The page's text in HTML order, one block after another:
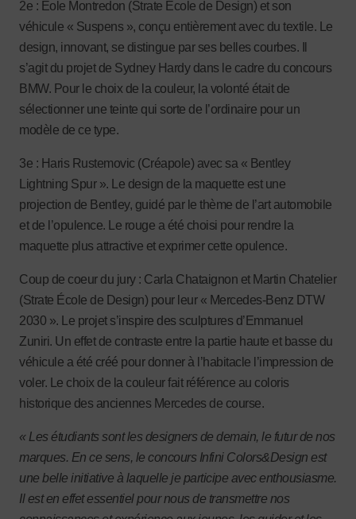
2e : Eole Montredon (Strate École de Design) et son
véhicule « Suspens », conçu entièrement avec du textile. Le
design, innovant, se distingue par ses belles courbes. Il
s’agit du projet de Sydney Hardy dans le cadre du concours
BMW. Pour le choix de la couleur, la volonté était de
sélectionner une teinte qui sorte de l’ordinaire pour un
modèle de ce type.
3e : Haris Rustemovic (Créapole) avec sa « Bentley
Lightning Spur ». Le design de la maquette est une
projection de Bentley, guidé par le thème de l’art automobile
et de l’opulence. Le rouge a été choisi pour rendre la
maquette plus attractive et exprimer cette opulence.
Coup de coeur du jury : Carla Chataignon et Martin Chatelier
(Strate École de Design) pour leur « Mercedes-Benz DTW
2030 ». Le projet s’inspire des sculptures d’Emmanuel
Zuniri. Un effet de contraste entre la partie haute et basse du
véhicule a été créé pour donner à l’habitacle l’impression de
voler. Le choix de la couleur fait référence au coloris
historique des anciennes Mercedes de course.
« Les étudiants sont les designers de demain, le futur de nos
marques. En ce sens, le concours Infini Colors&Design est
une belle initiative à laquelle je participe avec enthousiasme.
Il est en effet essentiel pour nous de transmettre nos